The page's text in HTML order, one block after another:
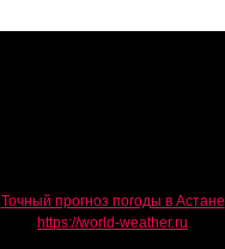
Точный прогноз погоды в Астане
https://world-weather.ru